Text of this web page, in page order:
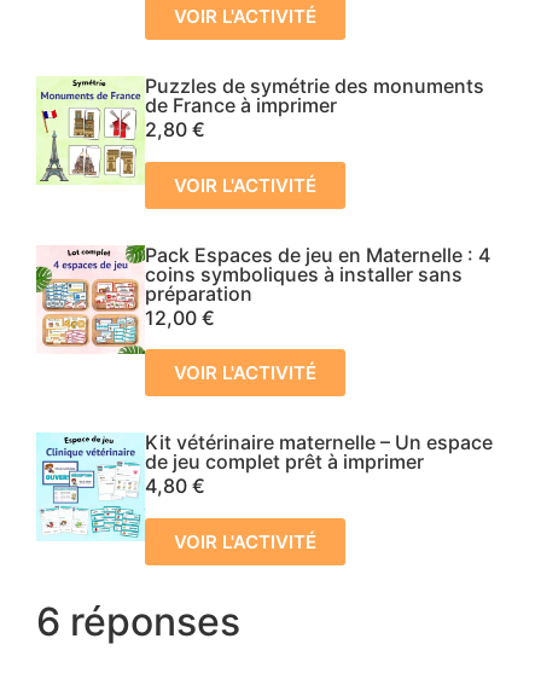
VOIR L'ACTIVITÉ
Puzzles de symétrie des monuments
de France à imprimer
2,80 €
VOIR L'ACTIVITÉ
Pack Espaces de jeu en Maternelle : 4
coins symboliques à installer sans
préparation
12,00 €
VOIR L'ACTIVITÉ
Kit vétérinaire maternelle – Un espace
de jeu complet prêt à imprimer
4,80 €
VOIR L'ACTIVITÉ
6 réponses